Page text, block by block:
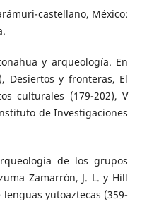
castellano, México:
y arqueología. En
Desiertos y fronteras, El
culturales (179-202), V
de Investigaciones
de los grupos
Zamarrón, J. L. y Hill
lenguas yutoaztecas (359-